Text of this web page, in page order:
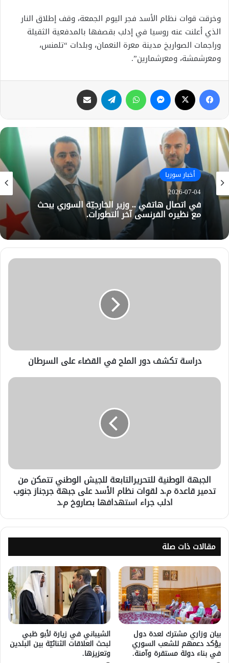
وخرقت قوات نظام الأسد فجر اليوم الجمعة، وقف إطلاق النار
الذي أعلنت عنه روسيا في إدلب بقصفها بالمدفعية الثقيلة
وراجمات الصواريخ مدينة معرة النعمان، وبلدات “تلمنس،
ومعرشمشة، ومعرشمارين”.
فيسبوك ماسنجر واتساب تيلقرام
أخبار سوريا
2026-07-04
في اتصال هاتفي .. وزير الخارجيّة السوري يبحث
مع نظيره الفرنسي آخر التطورات.
دراسة تكشف دور الملح في القضاء على السرطان
الجبهة الوطنية للتحريرالتابعة للجيش الوطني تتمكن من
تدمير قاعدة م.د لقوات نظام الأسد على جبهة جرجناز جنوب
ادلب جراء استهدافها بصاروخ م.د
مقالات ذات صلة
بيان وزاري مشترك لعدة دول
يؤكد دعمهم للشعب السوري
في بناء دولة مستقرة وآمنة.
الشيباني في زيارة لأبو ظبي
لبحث العلاقات الثنائيّة بين البلدين
وتعزيزها.